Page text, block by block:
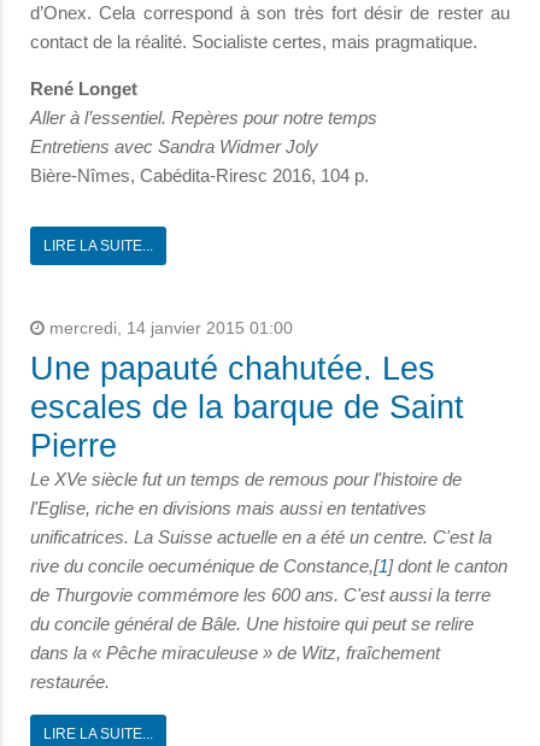
d’Onex. Cela correspond à son très fort désir de rester au
contact de la réalité. Socialiste certes, mais pragmatique.
René Longet
Aller à l’essentiel. Repères pour notre temps
Entretiens avec Sandra Widmer Joly
Bière-Nîmes, Cabédita-Riresc 2016, 104 p.
LIRE LA SUITE...
mercredi, 14 janvier 2015 01:00
Une papauté chahutée. Les
escales de la barque de Saint
Pierre
Le XVe siècle fut un temps de remous pour l'histoire de
l'Eglise, riche en divisions mais aussi en tentatives
unificatrices. La Suisse actuelle en a été un centre. C'est la
rive du concile oecuménique de Constance,[1] dont le canton
de Thurgovie commémore les 600 ans. C'est aussi la terre
du concile général de Bâle. Une histoire qui peut se relire
dans la « Pêche miraculeuse » de Witz, fraîchement
restaurée.
LIRE LA SUITE...